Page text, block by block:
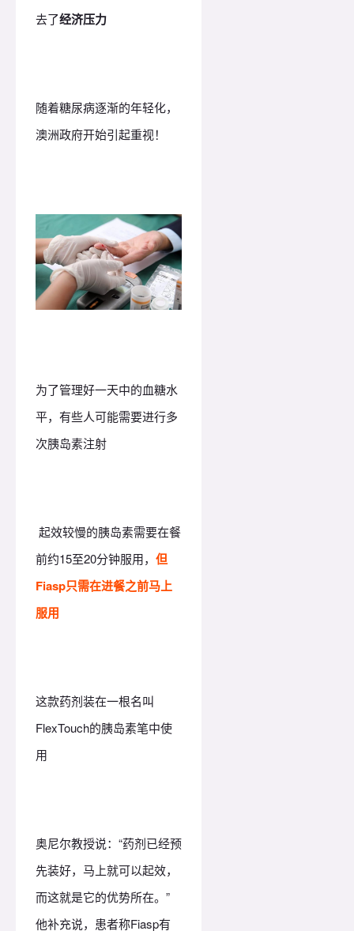
去了经济压力
随着糖尿病逐渐的年轻化，
澳洲政府开始引起重视！
为了管理好一天中的血糖水
平，有些人可能需要进行多
次胰岛素注射
起效较慢的胰岛素需要在餐
前约15至20分钟服用， 但
Fiasp只需在进餐之前马上
服用
这款药剂装在一根名叫
FlexTouch的胰岛素笔中使
用
奥尼尔教授说：“药剂已经预
先装好，马上就可以起效，
而这就是它的优势所在。”
他补充说，患者称Fiasp有